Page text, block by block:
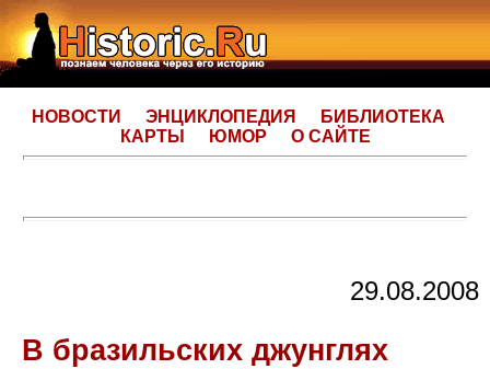
НОВОСТИ ЭНЦИКЛОПЕДИЯ
БИБЛИОТЕКА
КАРТЫ
ЮМОР О САЙТЕ
29.08.2008
В бразильских джунглях